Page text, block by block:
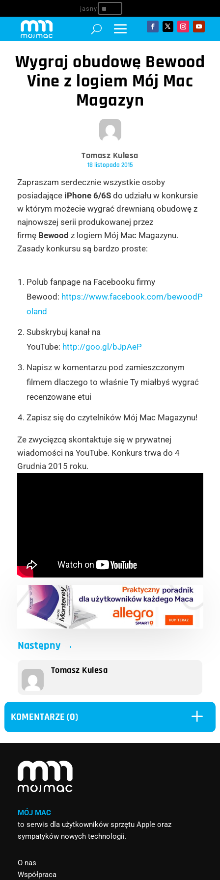
^
Wygraj obudowę Bewood
Vine z logiem Mój Mac
Magazyn
Tomasz Kulesa
18 listopada 2015
Zapraszam serdecznie wszystkie osoby
posiadające iPhone 6/6Sdo udziału w konkursie
w którym możecie wygrać drewnianą obudowę z
najnowszej serii produkowanej przez
firmę Bewood z logiem Mój Mac Magazynu.
Zasady konkursu są bardzo proste:
Polub fanpage na Facebooku firmy
Bewood: https://www.facebook.com/bewoodP
oland
Subskrybuj kanał na
YouTube: http://goo.gl/bJpAeP
Napisz w komentarzu pod zamieszczonym
filmem dlaczego to właśnie Ty miałbyś wygrać
recenzowane etui
Zapisz się do czytelników Mój Mac Magazynu!
Ze zwycięzcą skontaktuje się w prywatnej
wiadomości na YouTube. Konkurs trwa do 4
Grudnia 2015 roku.
Następny→
Tomasz Kulesa
KOMENTARZE (0) L
MÓJ MAC
to serwis dla użytkowników sprzętu Apple oraz
sympatyków nowych technologii.
O nas
Współpraca